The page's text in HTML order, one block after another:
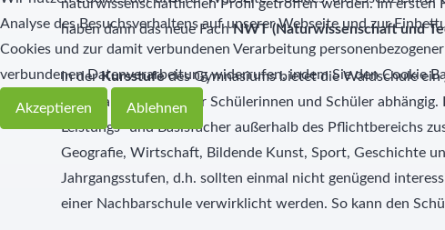
naturwissenschaftlichen Profil getroffen werden. Im ersten
haben dann das neue FachNWT (Naturwissenschaft und
In derKursstufedes Gymnasiums bietet die Waldschule
Kurswahlverhalten der Schülerinnen und Schüler
Leistungs- und Basisfächer außerhalb des Pflichtbereichs
Geografie, Wirtschaft, Bildende Kunst, Sport, Geschichte
Jahrgangsstufen, d.h. sollten einmal nicht genügend
einer Nachbarschule verwirklicht werden. So kann den
Analyse des Besuchsverhaltens auf unserer Webseite und zur
Cookies und zur damit verbundenen Verarbeitung
verbundenen Datenverarbeitung widerrufen, indem Sie den Cookie
Akzeptieren Ablehnen